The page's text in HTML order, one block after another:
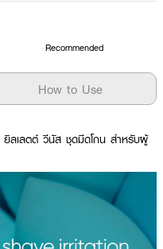
Recommended
How to Use
ยิลเลตต์ วีนัส ชุดมีดโกน สำหรับผู้